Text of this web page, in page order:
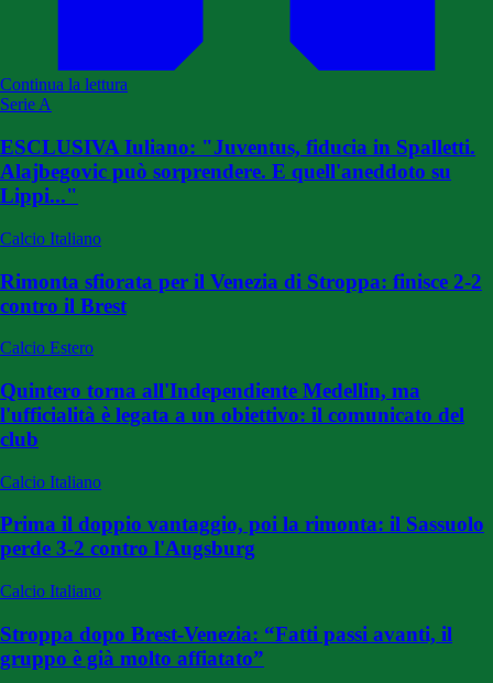
Continua la lettura
Serie A
ESCLUSIVA Iuliano: "Juventus, fiducia in Spalletti.
Alajbegovic può sorprendere. E quell'aneddoto su
Lippi..."
Calcio Italiano
Rimonta sfiorata per il Venezia di Stroppa: finisce 2-2
contro il Brest
Calcio Estero
Quintero torna all'Independiente Medellin, ma
l'ufficialità è legata a un obiettivo: il comunicato del
club
Calcio Italiano
Prima il doppio vantaggio, poi la rimonta: il Sassuolo
perde 3-2 contro l'Augsburg
Calcio Italiano
Stroppa dopo Brest-Venezia: “Fatti passi avanti, il
gruppo è già molto affiatato”